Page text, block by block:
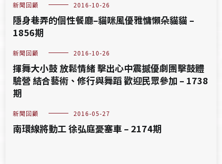
新聞回顧 2016-10-26
隱身巷弄的個性餐廳–貓咪風優雅慵懶朵貓貓 –
1856期
新聞回顧 2016-10-26
揮舞大小鼓 放鬆情緒 擊出心中震撼優劇團擊鼓體
驗營 結合藝術、修行與舞蹈 歡迎民眾參加 – 1738
期
新聞回顧 2016-05-27
南環線將動工 徐弘庭憂塞車 – 2174期